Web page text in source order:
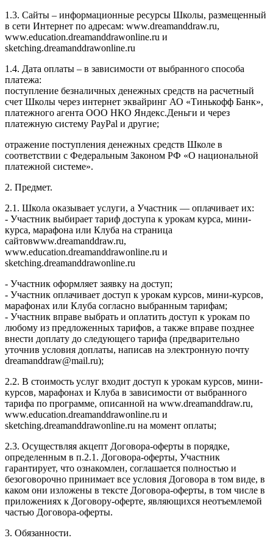
1.3. Сайты – информационные ресурсы Школы, размещенный
в сети Интернет по адресам: www.dreamanddraw.ru,
www.education.dreamanddrawonline.ru и
sketching.dreamanddrawonline.ru
1.4. Дата оплаты – в зависимости от выбранного способа
платежа:
поступление безналичных денежных средств на расчетный
счет Школы через интернет эквайринг АО «Тинькофф Банк»,
платежного агента ООО НКО Яндекс.Деньги и через
платежную систему PayPal и другие;
отражение поступления денежных средств Школе в
соответствии с Федеральным Законом РФ «О национальной
платежной системе».
2. Предмет.
2.1. Школа оказывает услуги, а Участник — оплачивает их:
- Участник выбирает тариф доступа к урокам курса, мини-
курса, марафона или Клуба на страница
сайтовwww.dreamanddraw.ru,
www.education.dreamanddrawonline.ru и
sketching.dreamanddrawonline.ru
- Участник оформляет заявку на доступ;
- Участник оплачивает доступ к урокам курсов, мини-курсов,
марафонах или Клуба согласно выбранным тарифам;
- Участник вправе выбрать и оплатить доступ к урокам по
любому из предложенных тарифов, а также вправе позднее
внести доплату до следующего тарифа (предварительно
уточнив условия доплаты, написав на электронную почту
dreamanddraw@mail.ru);
2.2. В стоимость услуг входит доступ к урокам курсов, мини-
курсов, марафонах и Клуба в зависимости от выбранного
тарифа по программе, описанной на www.dreamanddraw.ru,
www.education.dreamanddrawonline.ru и
sketching.dreamanddrawonline.ru на момент оплаты;
2.3. Осуществляя акцепт Договора-оферты в порядке,
определенным в п.2.1. Договора-оферты, Участник
гарантирует, что ознакомлен, соглашается полностью и
безоговорочно принимает все условия Договора в том виде, в
каком они изложены в тексте Договора-оферты, в том числе в
приложениях к Договору-оферте, являющихся неотъемлемой
частью Договора-оферты.
3. Обязанности.